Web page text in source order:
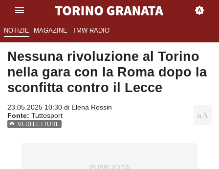
NOTIZIE MAGAZINE TMW RADIO
Nessuna rivoluzione al Torino
nella gara con la Roma dopo la
sconfitta contro il Lecce
23.05.2025 10:30 di Elena Rossin
Fonte: Tuttosport
VEDI LETTURE